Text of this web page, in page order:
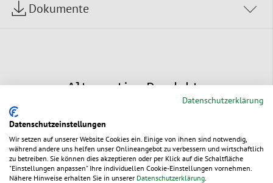
Dokumente
Alternative Produkte
Datenschutzerklärung
Datenschutzeinstellungen
Wir setzen auf unserer Website Cookies ein. Einige von ihnen sind notwendig,
während andere uns helfen unser Onlineangebot zu verbessern und wirtschaftlich
zu betreiben. Sie können dies akzeptieren oder per Klick auf die Schaltfläche
"Einstellungen anpassen" Ihre individuellen Cookie-Einstellungen vornehmen.
Nähere Hinweise erhalten Sie in unserer Datenschutzerklärung.